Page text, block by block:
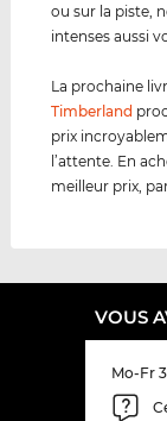
ou sur la piste,
intenses aussi
La prochaine
Timberland
prix
l’attente. En
meilleur prix,
VOUS
Mo-Fr